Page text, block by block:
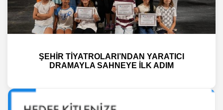
ŞEHİR TİYATROLARI’NDAN YARATICI
DRAMAYLA SAHNEYE İLK ADIM